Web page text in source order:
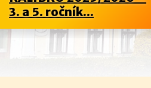
3. a 5. ročník...